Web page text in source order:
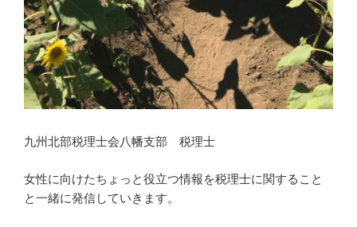
と
オ
ー
ト
レ
ー
の
助
事
九州北部税理士会八幡支部 税理士
女性に向けたちょっと役立つ情報を税理士に関すること
と一緒に発信していきます。